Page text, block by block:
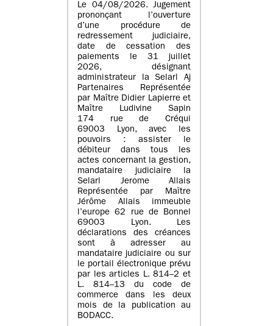
Le 04/08/2026. Jugement
prononçant l’ouverture
d’une procédure de
redressement judiciaire,
date de cessation des
paiements le 31 juillet
2026, désignant
administrateur la Selarl Aj
Partenaires Représentée
par Maître Didier Lapierre et
Maître Ludivine Sapin
174 rue de Créqui
69003 Lyon, avec les
pouvoirs : assister le
débiteur dans tous les
actes concernant la gestion,
mandataire judiciaire la
Selarl Jerome Allais
Représentée par Maître
Jérôme Allais immeuble
l’europe 62 rue de Bonnel
69003 Lyon. Les
déclarations des créances
sont à adresser au
mandataire judiciaire ou sur
le portail électronique prévu
par les articles L. 814–2 et
L. 814–13 du code de
commerce dans les deux
mois de la publication au
BODACC.